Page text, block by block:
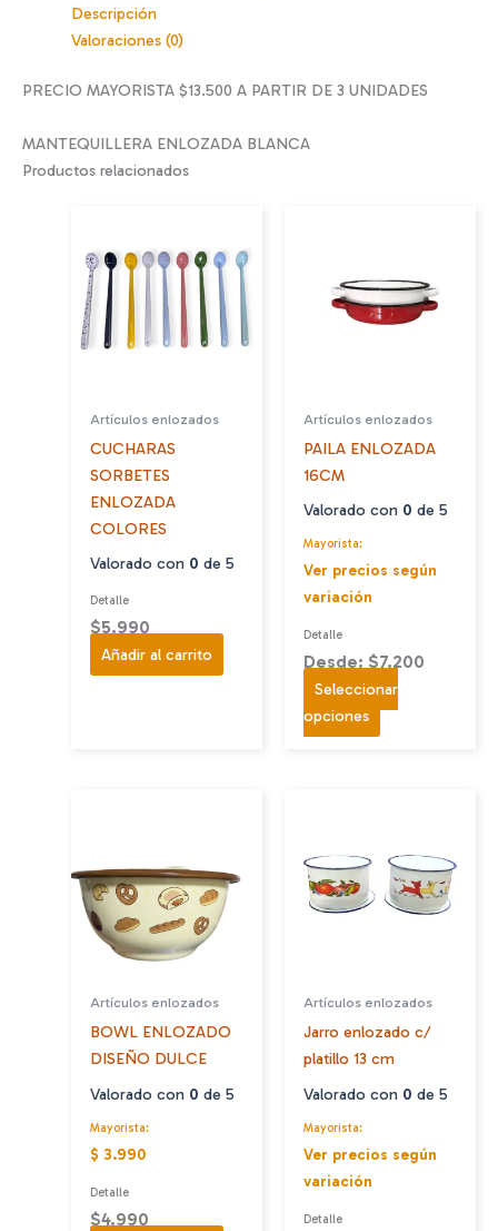
Descripción
Valoraciones (0)
PRECIO MAYORISTA $13.500 A PARTIR DE 3 UNIDADES
MANTEQUILLERA ENLOZADA BLANCA
Productos relacionados
Artículos enlozados
CUCHARAS
SORBETES
ENLOZADA
COLORES
Valorado con 0 de 5
Detalle
$5.990
Añadir al carrito
Artículos enlozados
PAILA ENLOZADA
16CM
Valorado con 0 de 5
Mayorista:
Ver precios según
variación
Detalle
Desde: $7.200
Seleccionar
opciones Este
producto
opciones
se
la
página
de
producto
Artículos enlozados
BOWL ENLOZADO
DISEÑO DULCE
Valorado con 0 de 5
Mayorista:
$ 3.990
Detalle
$4.990
Artículos enlozados
Jarro enlozado c/
platillo 13 cm
Valorado con 0 de 5
Mayorista:
Ver precios según
variación
Detalle